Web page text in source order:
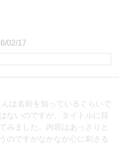
02/17
は名前を知っているぐらいで
ないのですが、タイトルに目
みました。内容はあっさりと
のですがなかなか心に刺さる